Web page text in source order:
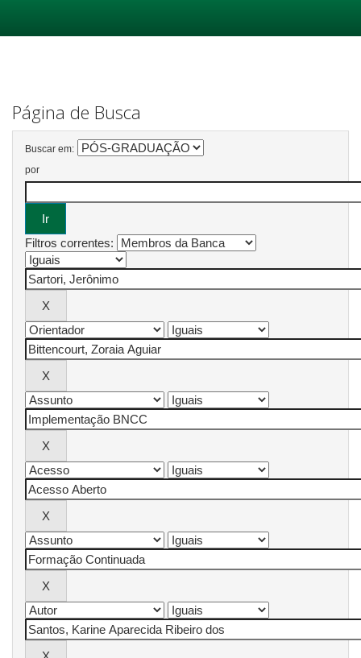
Página de Busca
Buscar em:
por
Filtros correntes: